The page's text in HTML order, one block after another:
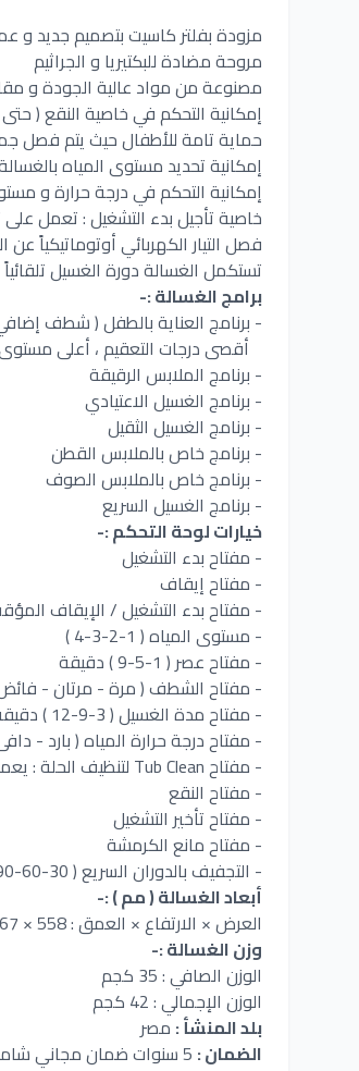
مزودة بفلتر كاسيت بتصميم جديد و
مروحة مضادة للبكتيريا و الجراثيم
مصنوعة من مواد عالية الجودة و
إمكانية التحكم في خاصية النقع ( حتى 180 دقيقة ) من خلال مفتاح النقع
حماية تامة للأطفال حيث یتم فصل
إمكانية تحديد مستوى المياه
إمكانية التحكم في درجة حرارة و
خاصية تأجيل بدء التشغيل : تعمل على
فصل التيار الكهربائي أوتوماتيكياً
تستكمل الغسالة دورة الغسيل
برامج الغسالة :-
- برنامج العناية بالطفل ( شطف
أقصى درجات التعقيم ، أعلى
- برنامج الملابس الرقيقة
- برنامج الغسيل الاعتيادي
- برنامج الغسيل الثقيل
- برنامج خاص بالملابس القطن
- برنامج خاص بالملابس الصوف
- برنامج الغسيل السريع
خيارات لوحة التحكم :-
- مفتاح بدء التشغيل
- مفتاح إيقاف
- مفتاح بدء التشغيل / الإيقاف
- مستوى المياه ( 1-2-3-4 )
- مفتاح عصر ( 1-5-9 ) دقيقة
- مفتاح الشطف ( مرة - مرتان -
- مفتاح مدة الغسيل ( 3-9-12 ) دقيقة
- مفتاح درجة حرارة المياه ( بارد -
- مفتاح Tub Clean لتنظيف الحلة : يعمل دورة تنظيف ذاتي للحلة تستخدم مرة كل شهر أو حسب الاستخدام
- مفتاح النقع
- مفتاح تأخير التشغيل
- مفتاح مانع الكرمشة
- التجفيف بالدوران السريع ( 30-60-90 ) دقيقة
أبعاد الغسالة ( مم ) :-
العرض × الارتفاع × العمق : 558 × 967 × 580
وزن الغسالة :-
الوزن الصافي : 35 كجم
الوزن الإجمالي : 42 كجم
بلد المنشأ :مصر
الضمان :